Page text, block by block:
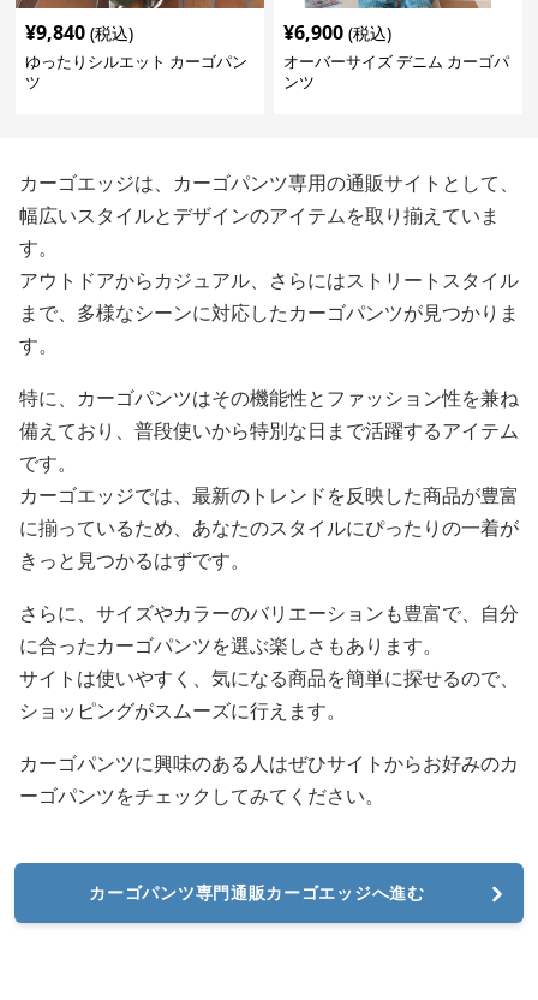
¥9,840 (税込)
ゆったりシルエット カーゴパン
ツ
¥6,900 (税込)
オーバーサイズ デニム カーゴパ
ンツ
カーゴエッジは、カーゴパンツ専用の通販サイトとして、
幅広いスタイルとデザインのアイテムを取り揃えていま
す。
アウトドアからカジュアル、さらにはストリートスタイル
まで、多様なシーンに対応したカーゴパンツが見つかりま
す。
特に、カーゴパンツはその機能性とファッション性を兼ね
備えており、普段使いから特別な日まで活躍するアイテム
です。
カーゴエッジでは、最新のトレンドを反映した商品が豊富
に揃っているため、あなたのスタイルにぴったりの一着が
きっと見つかるはずです。
さらに、サイズやカラーのバリエーションも豊富で、自分
に合ったカーゴパンツを選ぶ楽しさもあります。
サイトは使いやすく、気になる商品を簡単に探せるので、
ショッピングがスムーズに行えます。
カーゴパンツに興味のある人はぜひサイトからお好みのカ
ーゴパンツをチェックしてみてください。
カーゴパンツ専門通販カーゴエッジへ進む